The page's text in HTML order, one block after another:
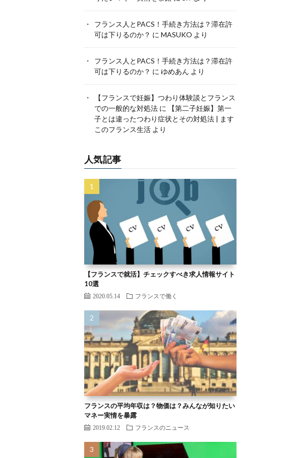
フランス人とPACS！手続き方法は？滞在許
可は下りるのか？ に MASUKO より
フランス人とPACS！手続き方法は？滞在許
可は下りるのか？ に ゆめあん より
【フランスで妊娠】つわり体験談とフランス
での一般的な対処法に
【第二子妊娠】第一
子とは違ったつわり症状とその対処法 | ます
このフランス生活より
人気記事
【フランスで就活】チェックすべき求人情報サイト
10選
2020.05.14 フランスで働く
フランスの平均年収は？物価は？みんなが知りたい
マネー実情を暴露
2019.02.12 フランスのニュース